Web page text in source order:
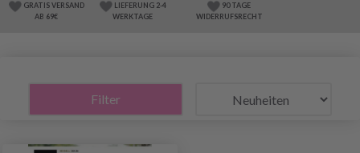
GRATIS VERSAND
AB 69€
LIEFERUNG 2-4
WERKTAGE
90 TAGE
WIDERRUFSRECHT
Filter